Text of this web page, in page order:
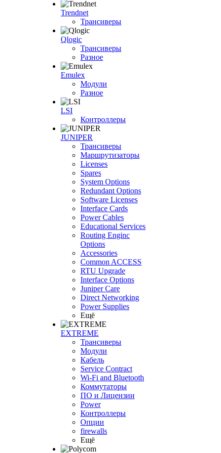
Trendnet
Трансиверы
Qlogic
Трансиверы
Разное
Emulex
Модули
Разное
LSI
Контроллеры
JUNIPER
Трансиверы
Маршрутизаторы
Licenses
Spares
System Options
Redundant Options
Software Licenses
Interface Cards
Power Cables
Educational Services
Routing Enginc
Options
Accessories
Common ACCESS
RTU Upgrade
Interface Options
Juniper Care
Direct Networking
Power Supplies
Ещё
EXTREME
Трансиверы
Модули
Кабель
Service Contract
Wi-Fi and Bluetooth
Коммутаторы
ПО и Лицензии
Power
Контроллеры
Опции
firewalls
Ещё